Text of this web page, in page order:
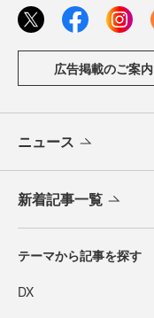
広告掲載のご案内
ニュース
新着記事一覧
テーマから記事を探す
DX